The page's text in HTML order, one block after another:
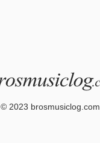
© 2023 brosmusiclog.com.